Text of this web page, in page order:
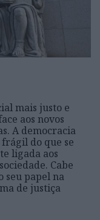
mais justo e
aos novos
A democracia
do que se
ligada aos
Cabe
seu papel na
de justiça